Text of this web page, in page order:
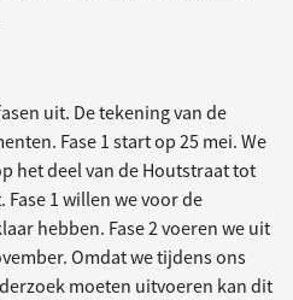
uit. De tekening van de
Fase 1 start op 25 mei. We
het deel van de Houtstraat tot
1 willen we voor de
hebben. Fase 2 voeren we uit
Omdat we tijdens ons
moeten uitvoeren kan dit